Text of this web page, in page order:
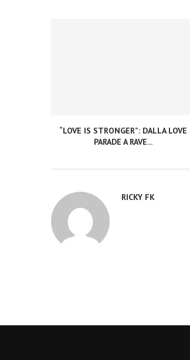
“LOVE IS STRONGER”: DALLA LOVE
PARADE A RAVE...
RICKY FK